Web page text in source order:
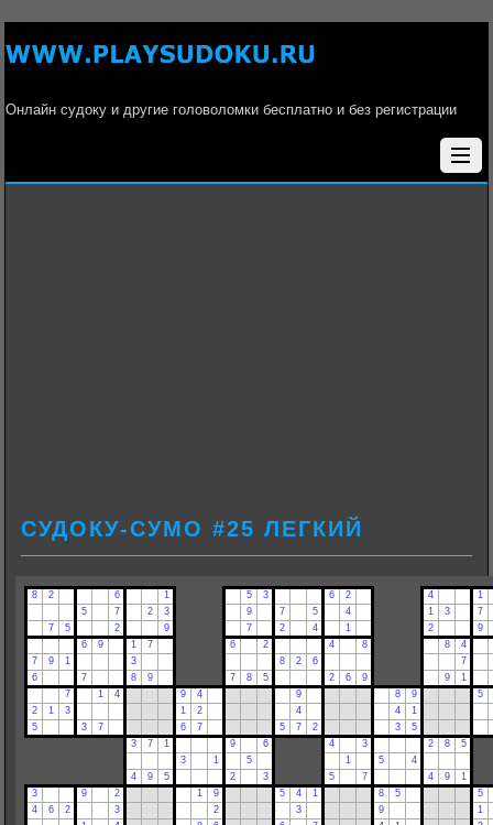
Онлайн судоку и другие головоломки бесплатно и без регистрации
СУДОКУ-СУМО #25 ЛЕГКИЙ